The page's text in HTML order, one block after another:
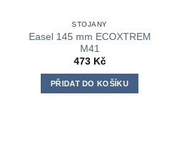
STOJANY
Easel 145 mm ECOXTREM
M41
473 Kč
PŘIDAT DO KOŠÍKU